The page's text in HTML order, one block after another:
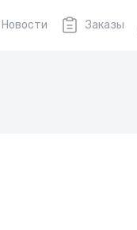
Новости Заказы